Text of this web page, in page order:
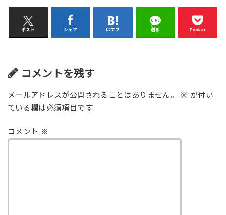
ポスト シェア はてブ 送る Pocket
コメントを残す
メールアドレスが公開されることはありません。 ※ が付い
ている欄は必須項目です
コメント ※